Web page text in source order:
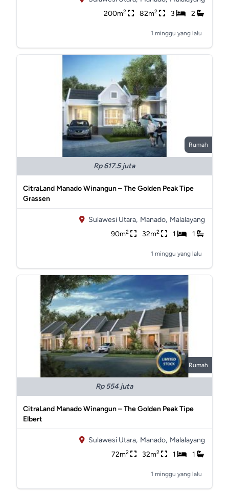
200m2 82m2 3 2
1 minggu yang lalu
Rumah
Rp 617.5 juta
CitraLand Manado Winangun – The Golden Peak Tipe
Grassen
Sulawesi Utara, Manado, Malalayang
90m2 32m2 1 1
1 minggu yang lalu
Rumah
Rp 554 juta
CitraLand Manado Winangun – The Golden Peak Tipe
Elbert
Sulawesi Utara, Manado, Malalayang
72m2 32m2 1 1
1 minggu yang lalu